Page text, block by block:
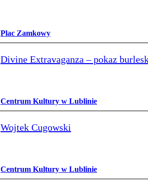
Plac Zamkowy
Divine Extravaganza – pokaz
Centrum Kultury w Lublinie
Wojtek Cugowski
Centrum Kultury w Lublinie